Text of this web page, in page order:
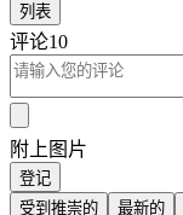
列表
评论10
附上图片
登记
受到推崇的
最新的